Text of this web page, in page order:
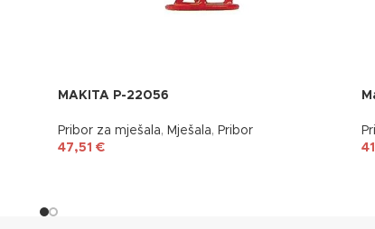
MAKITA P-22056
Pribor za mješala, Mješala, Pribor
47,51 €